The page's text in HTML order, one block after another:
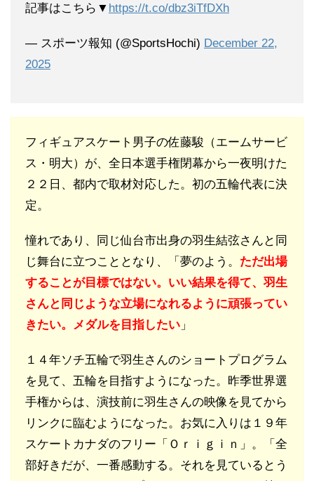
記事はこちら▼ https://t.co/dbz3iTfDXh
— スポーツ報知 (@SportsHochi) December 22,
2025
フィギュアスケート男子の佐藤駿（エームサービ
ス・明大）が、全日本選手権閉幕から一夜明けた
２２日、都内で取材対応した。初の五輪代表に決
定。
憧れであり、同じ仙台市出身の羽生結弦さんと同
じ舞台に立つこととなり、「夢のよう。 ただ出場
することが目標ではない。いい結果を得て、羽生
さんと同じような立場になれるように頑張ってい
きたい。メダルを目指したい 」
１４年ソチ五輪で羽生さんのショートプログラム
を見て、五輪を目指すようになった。昨季世界選
手権からは、演技前に羽生さんの映像を見てから
リンクに臨むようになった。お気に入りは１９年
スケートカナダのフリー「Ｏｒｉｇｉｎ」。「全
部好きだが、一番感動する。それを見ているとう